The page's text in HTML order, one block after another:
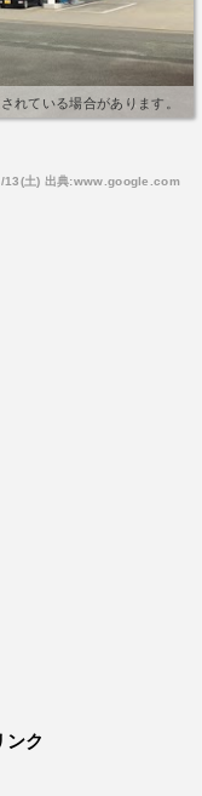
れている場合があります。
13(土) 出典:www.google.com
ンク